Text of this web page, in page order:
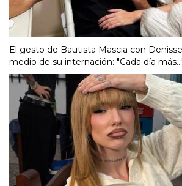
El gesto de Bautista Mascia con
medio de su internación: "Cada día